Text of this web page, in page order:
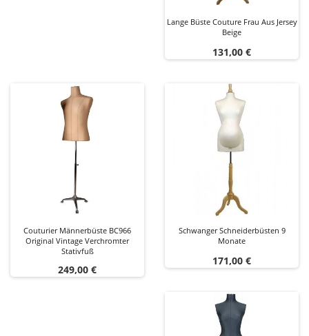
Lange Büste Couture Frau Aus Jersey
Beige
Preis
131,00 €
Couturier Männerbüste BC966
Original Vintage Verchromter
Stativfuß
Preis
249,00 €
Schwanger Schneiderbüsten 9
Monate
Preis
171,00 €